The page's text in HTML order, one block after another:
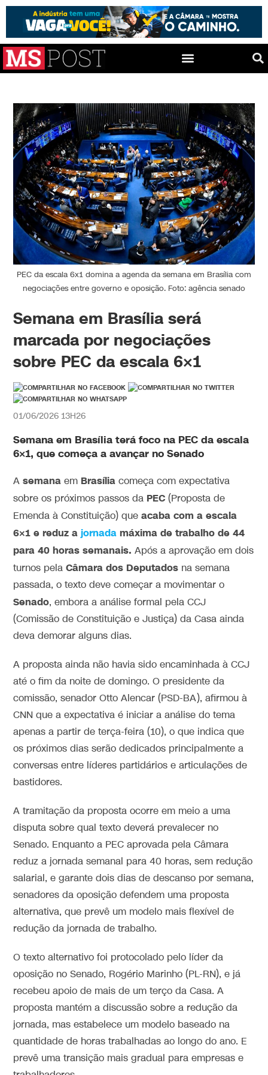
PEC da escala 6x1 domina a agenda da semana em Brasília com
negociações entre governo e oposição. Foto: agência senado
Semana em Brasília será
marcada por negociações
sobre PEC da escala 6×1
01/06/2026 13H26
Semana em Brasília terá foco na PEC da escala
6×1, que começa a avançar no Senado
Asemana em Brasília começa com expectativa
sobre os próximos passos da PEC (Proposta de
Emenda à Constituição) queacaba com a escala
6×1 e reduz ajornada máxima de trabalho de 44
para 40 horas semanais. Após a aprovação em dois
turnos pelaCâmara dos Deputados na semana
passada, o texto deve começar a movimentar o
Senado, embora a análise formal pela CCJ
(Comissão de Constituição e Justiça) da Casa ainda
deva demorar alguns dias.
A proposta ainda não havia sido encaminhada à CCJ
até o fim da noite de domingo. O presidente da
comissão, senador Otto Alencar (PSD-BA), afirmou à
CNN que a expectativa é iniciar a análise do tema
apenas a partir de terça-feira (10), o que indica que
os próximos dias serão dedicados principalmente a
conversas entre líderes partidários e articulações de
bastidores.
A tramitação da proposta ocorre em meio a uma
disputa sobre qual texto deverá prevalecer no
Senado. Enquanto a PEC aprovada pela Câmara
reduz a jornada semanal para 40 horas, sem redução
salarial, e garante dois dias de descanso por semana,
senadores da oposição defendem uma proposta
alternativa, que prevê um modelo mais flexível de
redução da jornada de trabalho.
O texto alternativo foi protocolado pelo líder da
oposição no Senado, Rogério Marinho (PL-RN), e já
recebeu apoio de mais de um terço da Casa. A
proposta mantém a discussão sobre a redução da
jornada, mas estabelece um modelo baseado na
quantidade de horas trabalhadas ao longo do ano. E
prevê uma transição mais gradual para empresas e